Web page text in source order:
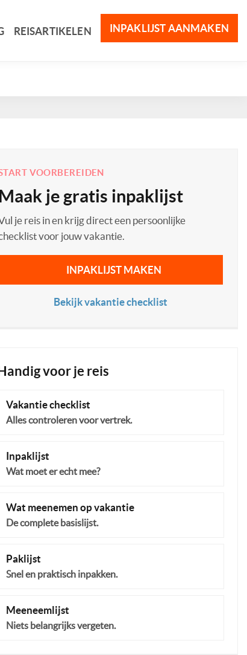
REISARTIKELEN INPAKLIJST AANMAKEN
VOORBEREIDEN
Maak je gratis inpaklijst
je reis in en krijg direct een persoonlijke
voor jouw vakantie.
INPAKLIJST MAKEN
Bekijk vakantie checklist
voor je reis
Vakantie checklist
Alles controleren voor vertrek.
Inpaklijst
Wat moet er echt mee?
Wat meenemen op vakantie
De complete basislijst.
Paklijst
Snel en praktisch inpakken.
Meeneemlijst
Niets belangrijks vergeten.